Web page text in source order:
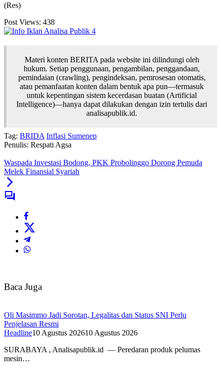
(Res)
Post Views: 438
Materi konten BERITA pada website ini dilindungi oleh
hukum. Setiap penggunaan, pengambilan, penggandaan,
pemindaian (crawling), pengindeksan, pemrosesan otomatis,
atau pemanfaatan konten dalam bentuk apa pun—termasuk
untuk kepentingan sistem kecerdasan buatan (Artificial
Intelligence)—hanya dapat dilakukan dengan izin tertulis dari
analisapublik.id.
Tag: BRIDA Inflasi Sumenep
Penulis: Respati Agsa
Waspada Investasi Bodong, PKK Probolinggo Dorong Pemuda
Melek Finansial Syariah
Baca Juga
Oli Masimmo Jadi Sorotan, Legalitas dan Status SNI Perlu
Penjelasan Resmi
Headline10 Agustus 202610 Agustus 2026
SURABAYA , Analisapublik.id — Peredaran produk pelumas
mesin…